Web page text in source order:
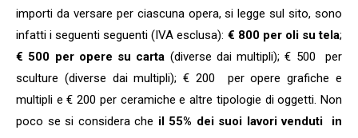
importi da versare per ciascuna opera, si legge sul sito, sono
infatti i seguenti seguenti (IVA esclusa): € 800 per oli su tela;
€ 500 per opere su carta (diverse dai multipli); € 500 per
sculture (diverse dai multipli); € 200 per opere grafiche e
multipli e € 200 per ceramiche e altre tipologie di oggetti. Non
poco se si considera che il 55% dei suoi lavori venduti in